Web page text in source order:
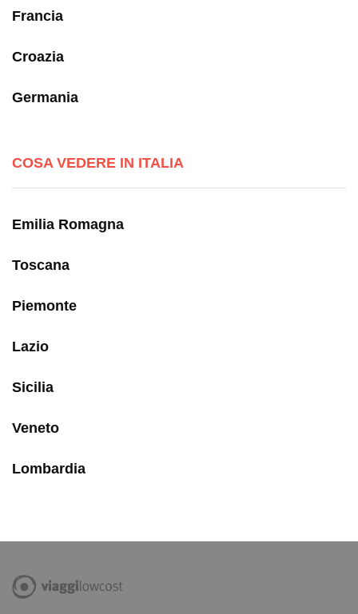
Francia
Croazia
Germania
COSA VEDERE IN ITALIA
Emilia Romagna
Toscana
Piemonte
Lazio
Sicilia
Veneto
Lombardia